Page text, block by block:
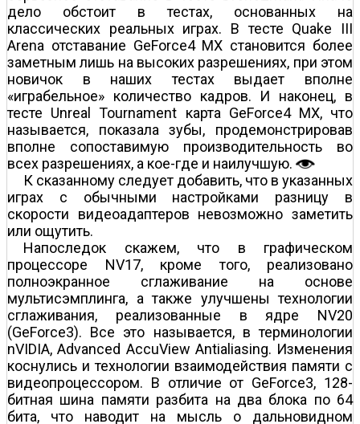
дело обстоит в тестах, основанных на
классических реальных играх. В тесте Quake III
Arena отставание GeForce4 MX становится более
заметным лишь на высоких разрешениях, при этом
новичок в наших тестах выдает вполне
«играбельное» количество кадров. И наконец, в
тесте Unreal Tournament карта GeForce4 MX, что
называется, показала зубы, продемонстрировав
вполне сопоставимую производительность во
всех разрешениях, а кое-где и наилучшую.
К сказанному следует добавить, что в указанных
играх с обычными настройками разницу в
скорости видеоадаптеров невозможно заметить
или ощутить.
Напоследок скажем, что в графическом
процессоре NV17, кроме того, реализовано
полноэкранное сглаживание на основе
мультисэмплинга, а также улучшены технологии
сглаживания, реализованные в ядре NV20
(GeForce3). Все это называется, в терминологии
nVIDIA, Advanced AccuView Antialiasing. Изменения
коснулись и технологии взаимодействия памяти с
видеопроцессором. В отличие от GeForce3, 128-
битная шина памяти разбита на два блока по 64
бита, что наводит на мысль о дальновидном